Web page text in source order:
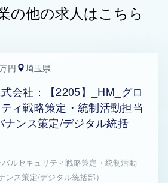
の他の求人はこちら
円 埼玉県
会社：【2205】_HM_グロ
ィ戦略策定・統制活動担当
ナンス策定/デジタル統括
バルセキュリティ戦略策定・統制活動
ンス策定/デジタル統括部）